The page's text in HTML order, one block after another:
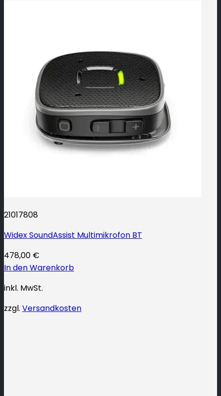
21017808
Widex SoundAssist Multimikrofon BT
478,00 €
In den Warenkorb
inkl. MwSt.
zzgl. Versandkosten